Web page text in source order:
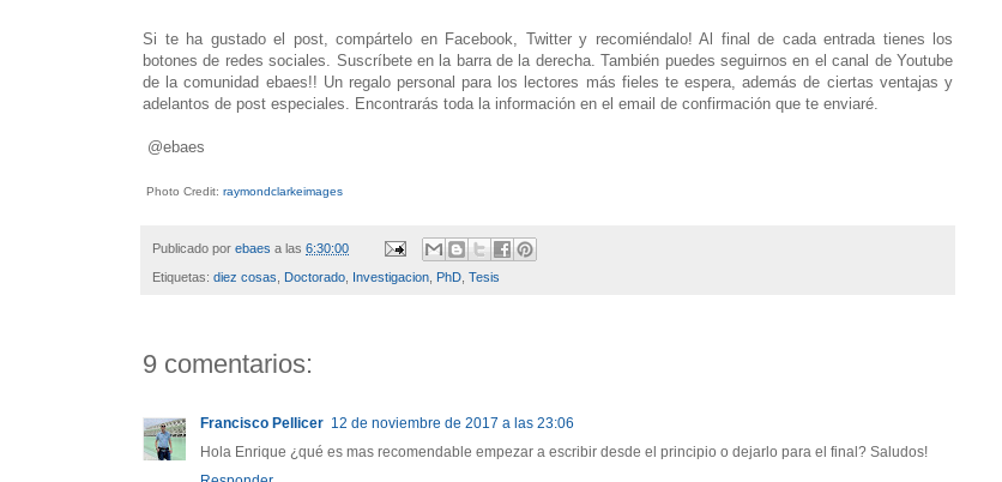
Si te ha gustado el post, compártelo en Facebook, Twitter y recomiéndalo! Al final de cada entrada tienes los
botones de redes sociales. Suscríbete en la barra de la derecha. También puedes seguirnos en el canal de Youtube
de la comunidad ebaes!! Un regalo personal para los lectores más fieles te espera, además de ciertas ventajas y
adelantos de post especiales. Encontrarás toda la información en el email de confirmación que te enviaré.
@ebaes
Photo Credit: raymondclarkeimages
Publicado por ebaes a las 6:30:00
Etiquetas: diez cosas Doctorado Investigacion PhD Tesis
9 comentarios:
Francisco Pellicer 12 de noviembre de 2017 a las 23:06
Hola Enrique ¿qué es mas recomendable empezar a escribir desde el principio o dejarlo para el final? Saludos!